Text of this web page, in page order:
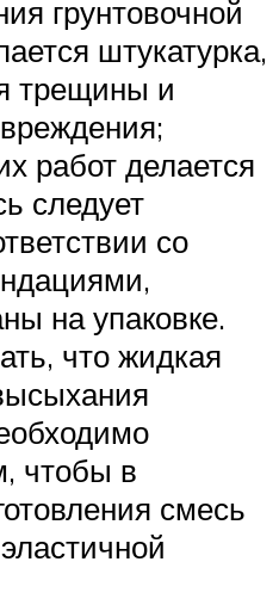
грунтовочной
штукатурка,
трещины и
работ делается
следует
со
на упаковке.
что жидкая
чтобы в
смесь